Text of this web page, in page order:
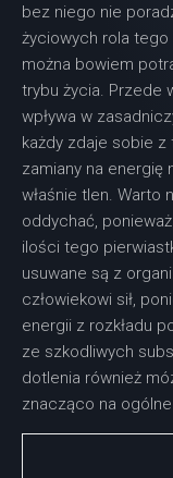
bez niego nie
życiowych rola tego
można bowiem
trybu życia. Przede
wpływa w
każdy zdaje sobie z
zamiany na
właśnie tlen. Warto
oddychać,
ilości tego
usuwane są z
człowiekowi sił,
energii z rozkładu
ze szkodliwych
dotlenia również
znacząco na